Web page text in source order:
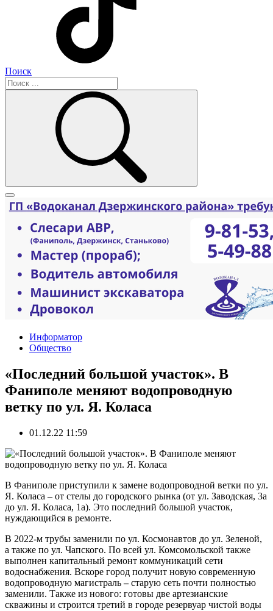
Поиск
Информатор
Общество
«Последний большой участок». В
Фаниполе меняют водопроводную
ветку по ул. Я. Коласа
01.12.22 11:59
В Фаниполе приступили к замене водопроводной ветки по ул.
Я. Коласа – от стелы до городского рынка (от ул. Заводская, 3а
до ул. Я. Коласа, 1а). Это последний большой участок,
нуждающийся в ремонте.
В 2022-м трубы заменили по ул. Космонавтов до ул. Зеленой,
а также по ул. Чапского. По всей ул. Комсомольской также
выполнен капитальный ремонт коммуникаций сети
водоснабжения. Вскоре город получит новую современную
водопроводную магистраль–старую сеть почти полностью
заменили. Также из нового: готовы две артезианские
скважины и строится третий в городе резервуар чистой воды